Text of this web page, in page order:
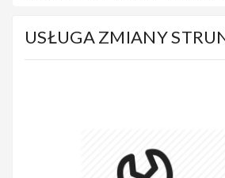
USŁUGA ZMIANY